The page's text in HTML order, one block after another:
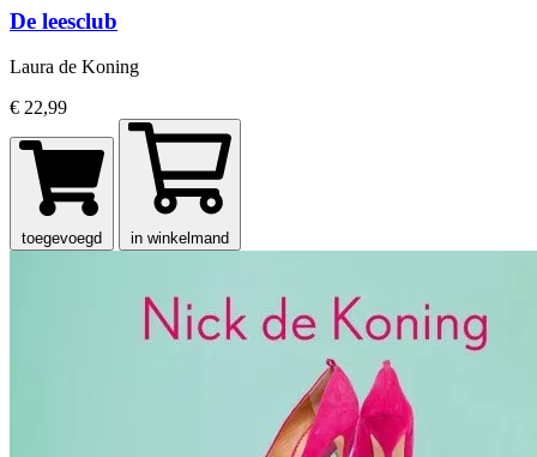
De leesclub
Laura de Koning
€ 22,99
toegevoegd in winkelmand